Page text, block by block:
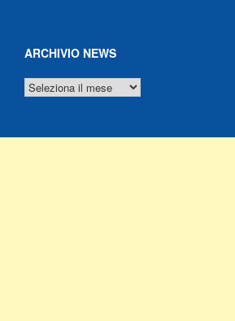
ARCHIVIO NEWS
ARCHIVIO
NEWS